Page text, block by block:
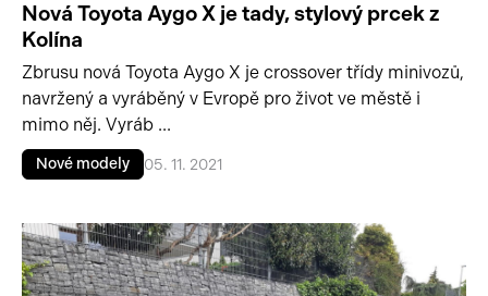
Nová Toyota Aygo X je tady, stylový prcek z
Kolína
Zbrusu nová Toyota Aygo X je crossover třídy minivozů,
navržený a vyráběný v Evropě pro život ve městě i
mimo něj. Vyráb ...
Nové modely 05. 11. 2021